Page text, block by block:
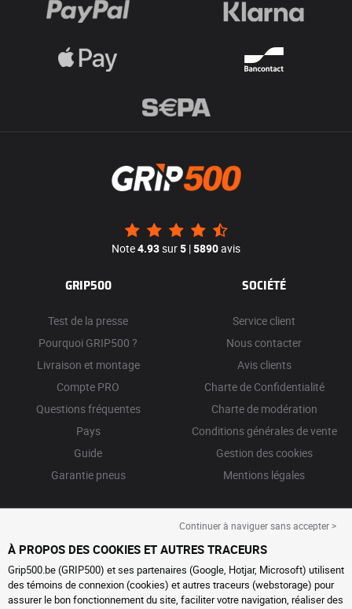
Note4.93sur5 |5890avis
GRIP500
Test de la presse
Pourquoi GRIP500 ?
Livraison et montage
Compte PRO
Questions fréquentes
Pays
Guide
Garantie pneus
SOCIÉTÉ
Service client
Nous contacter
Avis clients
Charte de Confidentialité
Charte de modération
Conditions générales de vente
Gestion des cookies
Mentions légales
Continuer à naviguer sans accepter >
À PROPOS DES COOKIES ET AUTRES TRACEURS
Grip500.be (GRIP500) et ses partenaires (Google, Hotjar, Microsoft) utilisent
des témoins de connexion (cookies) et autres traceurs (webstorage) pour
assurer le bon fonctionnement du site, faciliter votre navigation, réaliser des